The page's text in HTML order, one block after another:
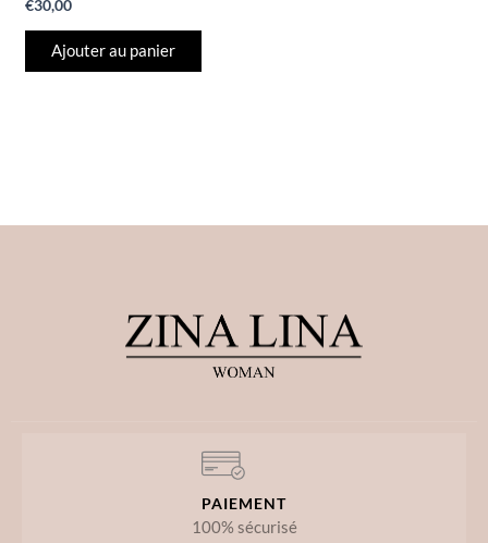
€30,00
Ajouter au panier
PAIEMENT
100% sécurisé